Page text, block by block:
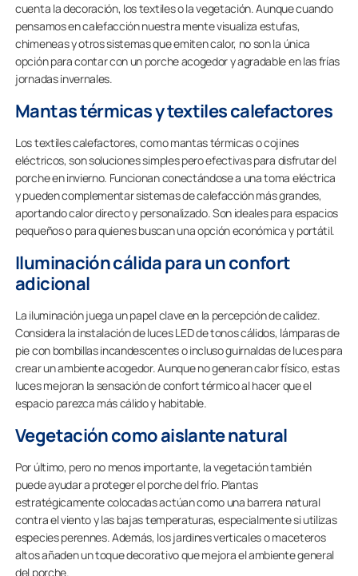
cuenta la decoración, los textiles o la vegetación. Aunque cuando
pensamos en calefacción nuestra mente visualiza estufas,
chimeneas y otros sistemas que emiten calor, no son la única
opción para contar con un porche acogedor y agradable en las frías
jornadas invernales.
Mantas térmicas y textiles calefactores
Los textiles calefactores, como mantas térmicas o cojines
eléctricos, son soluciones simples pero efectivas para disfrutar del
porche en invierno. Funcionan conectándose a una toma eléctrica
y pueden complementar sistemas de calefacción más grandes,
aportando calor directo y personalizado. Son ideales para espacios
pequeños o para quienes buscan una opción económica y portátil.
Iluminación cálida para un confort
adicional
La iluminación juega un papel clave en la percepción de calidez.
Considera la instalación de luces LED de tonos cálidos, lámparas de
pie con bombillas incandescentes o incluso guirnaldas de luces para
crear un ambiente acogedor. Aunque no generan calor físico, estas
luces mejoran la sensación de confort térmico al hacer que el
espacio parezca más cálido y habitable.
Vegetación como aislante natural
Por último, pero no menos importante, la vegetación también
puede ayudar a proteger el porche del frío. Plantas
estratégicamente colocadas actúan como una barrera natural
contra el viento y las bajas temperaturas, especialmente si utilizas
especies perennes. Además, los jardines verticales o maceteros
altos añaden un toque decorativo que mejora el ambiente general
del porche.